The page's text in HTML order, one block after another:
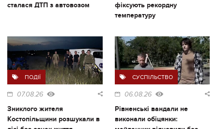
сталася ДТП з автовозом
фіксують рекордну
температуру
ПОДІЇ
07.08.26
Зниклого жителя
Костопільщини розшукали в
СУСПІЛЬСТВО
06.08.26
Рівненські вандали не
виконали обіцянки: